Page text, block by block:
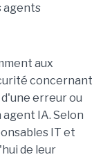
agents
aux
concernant
erreur ou
IA. Selon
IT et
de leur